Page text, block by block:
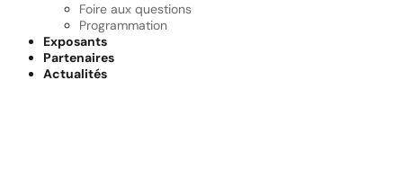
Foire aux questions
Programmation
Exposants
Partenaires
Actualités